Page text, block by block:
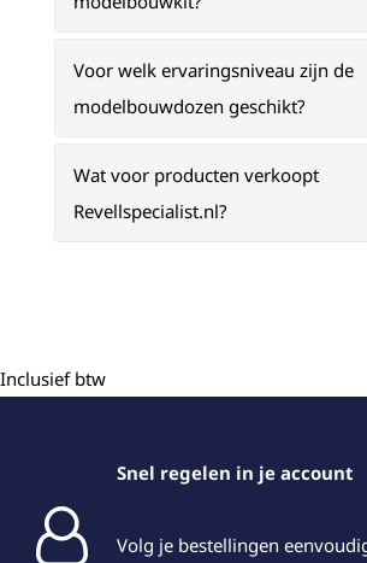
Voor welk ervaringsniveau zijn de
modelbouwdozen geschikt?
Wat voor producten verkoopt
Revellspecialist.nl?
Inclusief btw
Snel regelen in je account
Volg je bestellingen